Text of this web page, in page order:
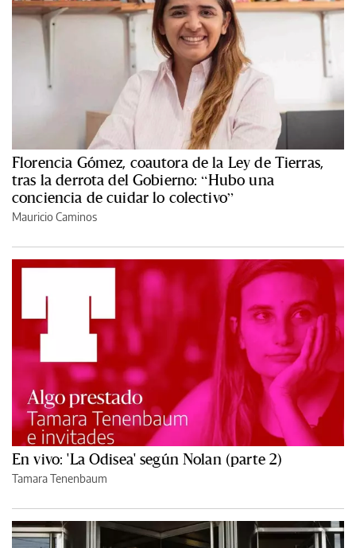
Florencia Gómez, coautora de la Ley de Tierras,
tras la derrota del Gobierno: “Hubo una
conciencia de cuidar lo colectivo”
Mauricio Caminos
En vivo: 'La Odisea' según Nolan (parte 2)
Tamara Tenenbaum